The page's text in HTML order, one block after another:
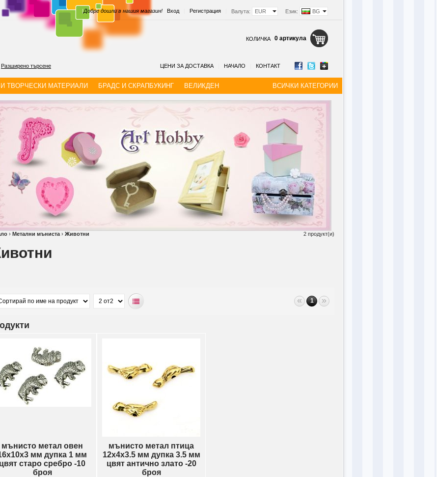
Език: BG
Валута: EUR
Вход Регистрация
Добре дошли в нашия магазин!
|
КОЛИЧКА 0 артикула
Разширено търсене ЦЕНИ ЗА ДОСТАВКА НАЧАЛО КОНТАКТ
ТВОРЧЕСКИ МАТЕРИАЛИ БРАДС И СКРАПБУКИНГ ВЕЛИКДЕН ВСИЧКИ КАТЕГОРИИ
2 продукт(и)
› Метални мъниста › Животни
« 1 »
мънисто метал овен
мм дупка 1 мм
цвят старо сребро -10
броя
мънисто метал птица
12x4x3.5 мм дупка 3.5 мм
цвят антично злато -20
броя